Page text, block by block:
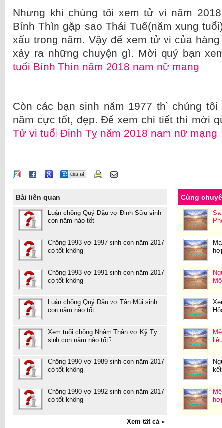
Nhưng khi chúng tôi xem tử vi năm
Bính Thìn gặp sao Thái Tuế(năm xung
xấu trong năm. Vậy để xem tử vi của
xảy ra những chuyện gì. Mời quý bạn
tuổi Bính Thìn năm 2018 nam nữ mạng
Còn các bạn sinh năm 1977 thì chúng
năm cực tốt, đẹp. Để xem chi tiết thì mời
Tử vi tuổi Đinh Tỵ năm 2018 nam nữ mạng
Bài liên quan
Luận chồng Quý Dậu vợ Đinh Sửu sinh
con năm nào tốt
Chồng 1993 vợ 1997 sinh con năm 2017
có tốt không
Chồng 1993 vợ 1991 sinh con năm 2017
có tốt không
Luận chồng Quý Dậu vợ Tân Mùi sinh
con năm nào tốt
Xem tuổi chồng Nhâm Thân vợ Kỷ Tỵ
sinh con năm nào tốt?
Chồng 1990 vợ 1989 sinh con năm 2017
có tốt không
Chồng 1990 vợ 1992 sinh con năm 2017
có tốt không
Xem tất cả »
Cùng
Sa